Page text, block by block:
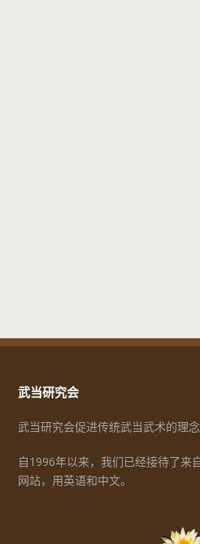
武当研究会
武当研究会促进传统武当武术的理念
自1996年以来，我们已经接待了来
网站，用英语和中文。